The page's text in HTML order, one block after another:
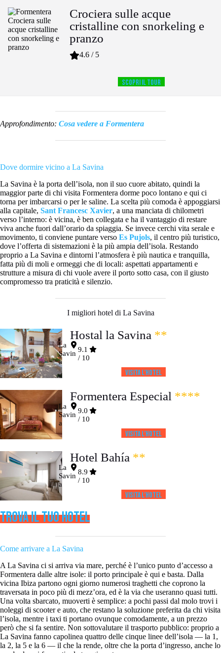
Crociera sulle acque
cristalline con snorkeling e
pranzo
4.6 / 5
SCOPRI IL TOUR
Approfondimento: Cosa vedere a Formentera
Dove dormire vicino a La Savina
La Savina è la porta dell’isola, non il suo cuore abitato, quindi la
maggior parte di chi visita Formentera dorme poco lontano e qui ci
torna per imbarcarsi o per le saline. La scelta più comoda è appoggiarsi
alla capitale, Sant Francesc Xavier, a una manciata di chilometri
verso l’interno: è vicina, è ben collegata e ha il vantaggio di restare
viva anche fuori dall’orario da spiaggia. Se invece cerchi vita serale e
movimento, ti conviene puntare verso Es Pujols, il centro più turistico,
dove l’offerta di sistemazioni è la più ampia dell’isola. Restando
proprio a La Savina e dintorni l’atmosfera è più nautica e tranquilla,
fatta più di moli e ormeggi che di locali: aspettati appartamenti e
strutture a misura di chi vuole avere il porto sotto casa, con il giusto
compromesso tra praticità e silenzio.
I migliori hotel di La Savina
Hostal la Savina **
La
Savin
a
9.1
/ 10
Visita l’HOTEL
Formentera Especial ****
La
Savin
a
9.0
/ 10
Visita l’HOTEL
Hotel Bahía **
La
Savin
a
8.9
/ 10
Visita l’HOTEL
TROVA IL TUO HOTEL
Come arrivare a La Savina
A La Savina ci si arriva via mare, perché è l’unico punto d’accesso a
Formentera dalle altre isole: il porto principale è qui e basta. Dalla
vicina Ibiza partono ogni giorno numerosi traghetti che coprono la
traversata in poco più di mezz’ora, ed è la via che useranno quasi tutti.
Una volta sbarcato, muoverti è semplice: a pochi passi dal molo trovi i
noleggi di scooter e auto, che restano la soluzione preferita da chi visita
l’isola, mentre i taxi ti portano ovunque comodamente, a un prezzo
però che si fa sentire. Non sottovalutare il trasporto pubblico: proprio a
La Savina fanno capolinea quattro delle cinque linee dell’isola — la 1,
la 2, la 5 e la 6 — il che la rende, oltre che la porta d’ingresso, anche lo